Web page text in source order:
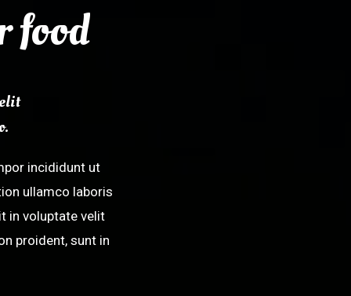
food
incididunt ut
ullamco laboris
in voluptate velit
proident, sunt in